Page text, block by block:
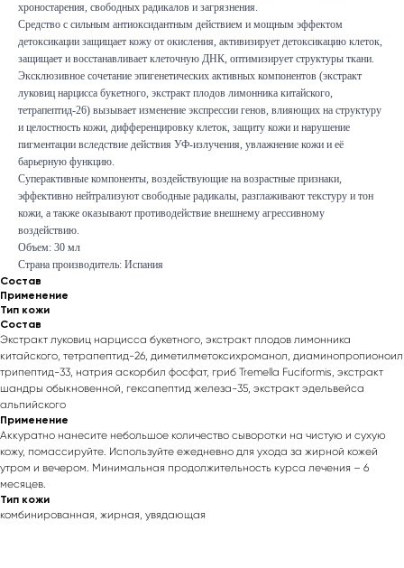
хроностарения, свободных радикалов и загрязнения.
Средство с сильным антиоксидантным действием и мощным эффектом
детоксикации защищает кожу от окисления, активизирует детоксикацию клеток,
защищает и восстанавливает клеточную ДНК, оптимизирует структуры ткани.
Эксклюзивное сочетание эпигенетических активных компонентов (экстракт
луковиц нарцисса букетного, экстракт плодов лимонника китайского,
тетрапептид-26) вызывает изменение экспрессии генов, влияющих на структуру
и целостность кожи, дифференцировку клеток, защиту кожи и нарушение
пигментации вследствие действия УФ-излучения, увлажнение кожи и её
барьерную функцию.
Суперактивные компоненты, воздействующие на возрастные признаки,
эффективно нейтрализуют свободные радикалы, разглаживают текстуру и тон
кожи, а также оказывают противодействие внешнему агрессивному
воздействию.
Объем: 30 мл
Страна производитель: Испания
Состав
Применение
Тип кожи
Состав
Экстракт луковиц нарцисса букетного, экстракт плодов лимонника
китайского, тетрапептид-26, диметилметоксихроманол, диаминопропионоил
трипептид-33, натрия аскорбил фосфат, гриб Tremella Fuciformis, экстракт
шандры обыкновенной, гексапептид железа-35, экстракт эдельвейса
альпийского
Применение
Аккуратно нанесите небольшое количество сыворотки на чистую и сухую
кожу, помассируйте. Используйте ежедневно для ухода за жирной кожей
утром и вечером. Минимальная продолжительность курса лечения – 6
месяцев.
Тип кожи
комбинированная, жирная, увядающая